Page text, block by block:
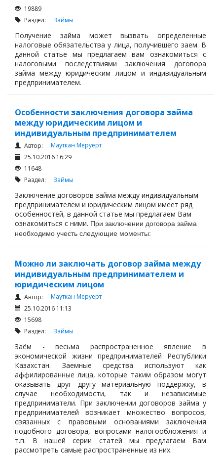
19889
Раздел: Займы
Получение займа может вызвать определенные
налоговые обязательства у лица, получившего заем. В
данной статье мы предлагаем вам ознакомиться с
налоговыми последствиями заключения договора
займа между юридическим лицом и индивидуальным
предпринимателем.
Особенности заключения договора займа
между юридическим лицом и
индивидуальным предпринимателем
Автор:
Мауткан Меруерт
25.10.2016 16:29
11648
Раздел: Займы
Заключение договоров займа между индивидуальным
предпринимателем и юридическим лицом имеет ряд
особенностей, в данной статье мы предлагаем Вам
ознакомиться с ними. При заключении договора займа
необходимо учесть следующие моменты:
Можно ли заключать договор займа между
индивидуальным предпринимателем и
юридическим лицом
Автор:
Мауткан Меруерт
25.10.2016 11:13
15698
Раздел: Займы
Заём - весьма распространенное явление в
экономической жизни предпринимателей Республики
Казахстан. Заемные средства используют как
аффилированные лица, которые таким образом могут
оказывать друг другу материальную поддержку, в
случае необходимости, так и независимые
предприниматели. При заключении договоров займа у
предпринимателей возникает множество вопросов,
связанных с правовыми основаниями заключения
подобного договора, вопросами налогообложения и
т.п. В нашей серии статей мы предлагаем Вам
рассмотреть самые распространенные из них.